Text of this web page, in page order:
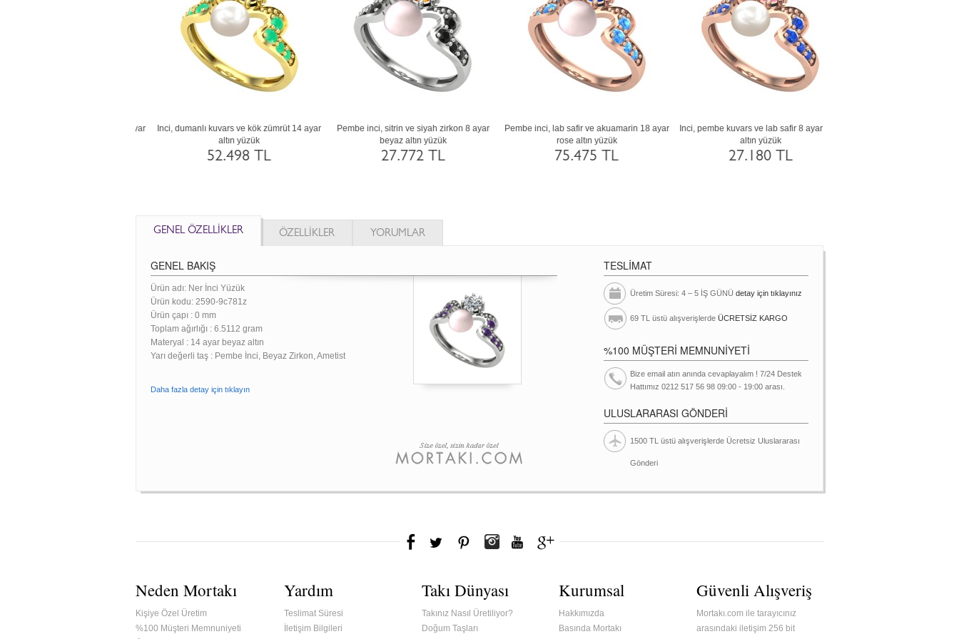
Inci, pembe kuvars ve lab safir 8 ayar rose
altın yüzük
27.180 TL
Inci, yeşil kuvars ve peridot 18 ayar altın
yüzük
75.454 TL
Inci ve pırlanta 8 ayar altın yüzük (0.83
karat)
150.580 TL
Inci, kök zümrüt ve pembe kuvars 18 ayar
altın yüzük
75.475 TL
GENEL ÖZELLİKLER ÖZELLİKLER YORUMLAR
GENEL BAKIŞ
Ürün adı: Ner İnci Yüzük
Ürün kodu: 2590-9c781z
Ürün çapı : 0 mm
Toplam ağırlığı : 6.5112 gram
Materyal : 14 ayar beyaz altın
Yarı değerli taş : Pembe İnci, Beyaz Zirkon, Ametist
Daha fazla detay için tıklayın
TESLİMAT
Üretim Süresi: 4 – 5 İŞ GÜNÜ detay için tıklayınız
69 TL üstü alışverişlerde ÜCRETSİZ KARGO
%100 MÜŞTERİ MEMNUNİYETİ
Bize email atın anında cevaplayalım ! 7/24 Destek
Hattımız 0212 517 56 98 09:00 - 19:00 arası.
ULUSLARARASI GÖNDERİ
1500 TL üstü alışverişlerde Ücretsiz Uluslararası
Gönderi
Neden Mortakı
Kişiye Özel Üretim
%100 Müşteri Memnuniyeti
Yardım
Teslimat Süresi
İletişim Bilgileri
Takı Dünyası
Takınız Nasıl Üretiliyor?
Doğum Taşları
Kurumsal
Hakkımızda
Basında Mortakı
Güvenli Alışveriş
Mortakı.com ile tarayıcınız
arasındaki iletişim 256 bit